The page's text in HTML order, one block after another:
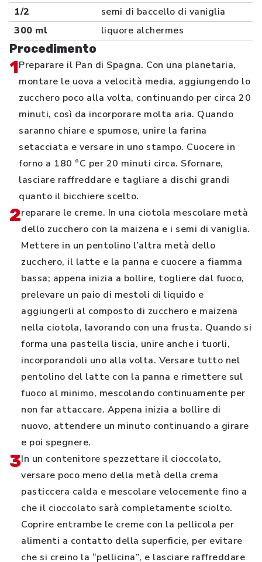
1/2
semi di baccello di vaniglia
300 ml
liquore alchermes
Procedimento
1Preparare il Pan di Spagna. Con una planetaria,
montare le uova a velocità media, aggiungendo lo
zucchero poco alla volta, continuando per circa 20
minuti, così da incorporare molta aria. Quando
saranno chiare e spumose, unire la farina
setacciata e versare in uno stampo. Cuocere in
forno a 180 °C per 20 minuti circa. Sfornare,
lasciare raffreddare e tagliare a dischi grandi
quanto il bicchiere scelto.
2reparare le creme. In una ciotola mescolare metà
dello zucchero con la maizena e i semi di vaniglia.
Mettere in un pentolino l’altra metà dello
zucchero, il latte e la panna e cuocere a fiamma
bassa; appena inizia a bollire, togliere dal fuoco,
prelevare un paio di mestoli di liquido e
aggiungerli al composto di zucchero e maizena
nella ciotola, lavorando con una frusta. Quando si
forma una pastella liscia, unire anche i tuorli,
incorporandoli uno alla volta. Versare tutto nel
pentolino del latte con la panna e rimettere sul
fuoco al minimo, mescolando continuamente per
non far attaccare. Appena inizia a bollire di
nuovo, attendere un minuto continuando a girare
e poi spegnere.
3In un contenitore spezzettare il cioccolato,
versare poco meno della metà della crema
pasticcera calda e mescolare velocemente fino a
che il cioccolato sarà completamente sciolto.
Coprire entrambe le creme con la pellicola per
alimenti a contatto della superficie, per evitare
che si creino la “pellicina”, e lasciare raffreddare